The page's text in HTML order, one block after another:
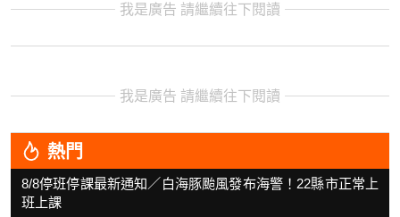
我是廣告 請繼續往下閱讀
我是廣告 請繼續往下閱讀
熱門
8/8停班停課最新通知／白海豚颱風發布海警！22縣市正常上
班上課